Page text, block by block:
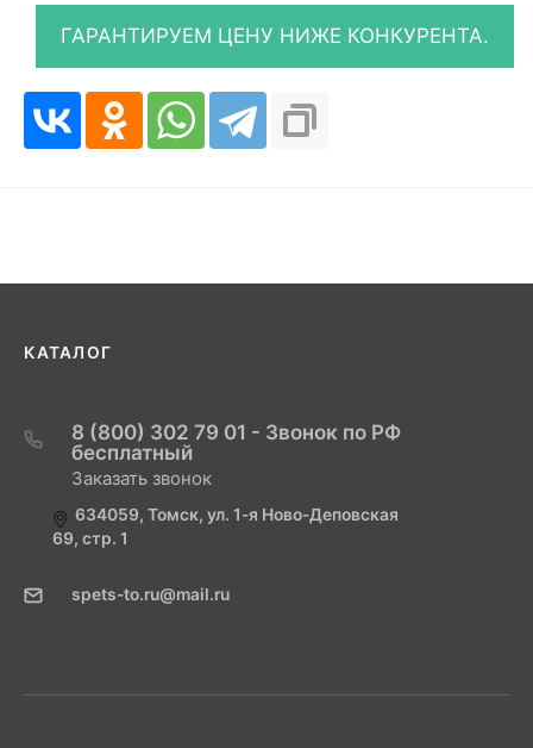
КАТАЛОГ
8 (800) 302 79 01 - Звонок по РФ
бесплатный
Заказать звонок
634059, Томск, ул. 1-я Ново-Деповская
69, стр. 1
spets-to.ru@mail.ru